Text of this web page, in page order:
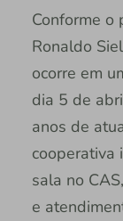
Conforme o
Ronaldo
ocorre em
dia 5 de
anos de
cooperativa
sala no
e